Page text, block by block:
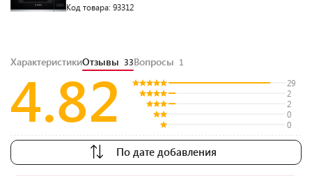
Код товара: 93312
ХарактеристикиОтзывы 33Вопросы 1
4.82
29
2
2
0
0
По дате добавления